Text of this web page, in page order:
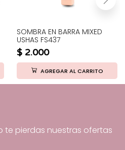
SOMBRA EN BARRA MIXED
USHAS FS437
$ 2.000
AGREGAR AL CARRITO
te pierdas nuestras ofertas